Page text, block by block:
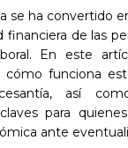
se ha convertido
financiera de las
En este
funciona
así
para
ante